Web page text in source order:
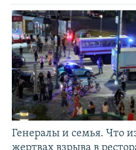
Генералы и семья. Что